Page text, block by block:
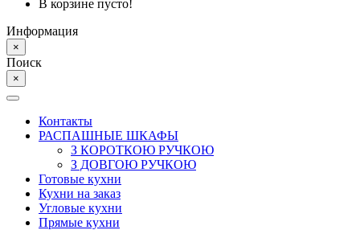
В корзине пусто!
Информация
×
Поиск
×
Контакты
РАСПАШНЫЕ ШКАФЫ
З КОРОТКОЮ РУЧКОЮ
З ДОВГОЮ РУЧКОЮ
Готовые кухни
Кухни на заказ
Угловые кухни
Прямые кухни